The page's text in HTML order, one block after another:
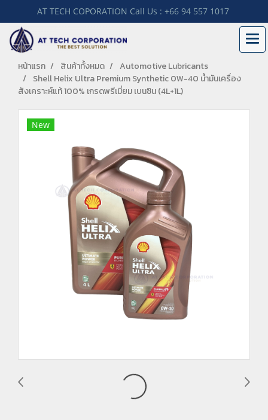
AT TECH COPORATION Call Us : +66 94 557 1017
หน้าแรก สินค้าทั้งหมด
Automotive Lubricants
Shell Helix Ultra Premium Synthetic 0W-40 น้ำมันเครื่อง
สังเคราะห์แท้ 100% เกรดพรีเมี่ยม เบนซิน (4L+1L)
New